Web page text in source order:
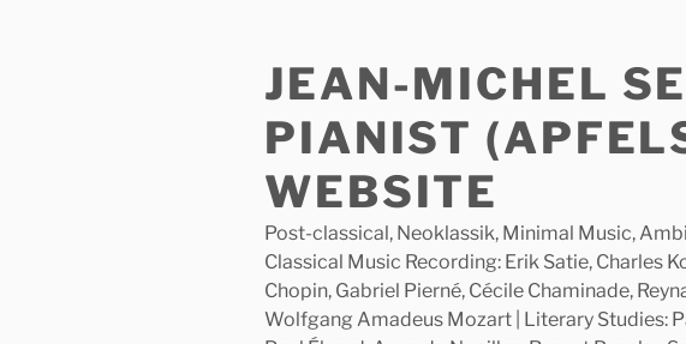
JEAN-MICHEL
PIANIST
WEBSITE
Post-classical, Neoklassik, Minimal Music,
Classical Music Recording: Erik Satie, Charles
Chopin, Gabriel Pierné, Cécile Chaminade,
Wolfgang Amadeus Mozart | Literary Studies: